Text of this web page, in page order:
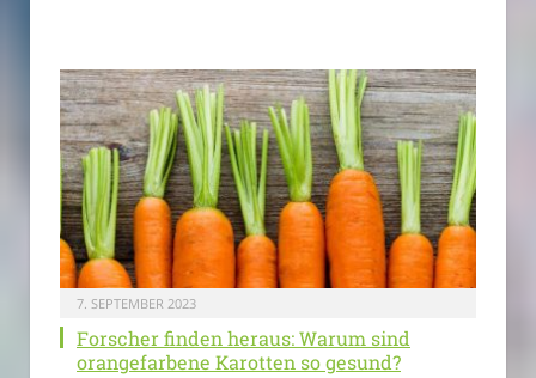
7. SEPTEMBER 2023
Forscher finden heraus: Warum sind
orangefarbene Karotten so gesund?